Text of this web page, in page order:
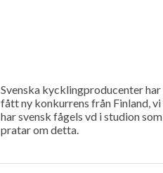
Svenska kycklingproducenter har
fått ny konkurrens från Finland, vi
har svensk fågels vd i studion som
pratar om detta.